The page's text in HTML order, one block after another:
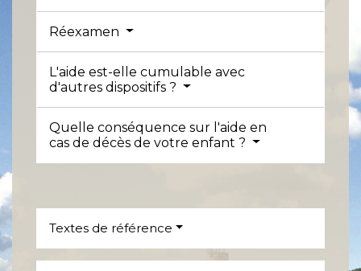
Réexamen
L'aide est-elle cumulable avec
d'autres dispositifs ?
Quelle conséquence sur l'aide en
cas de décès de votre enfant ?
Textes de référence